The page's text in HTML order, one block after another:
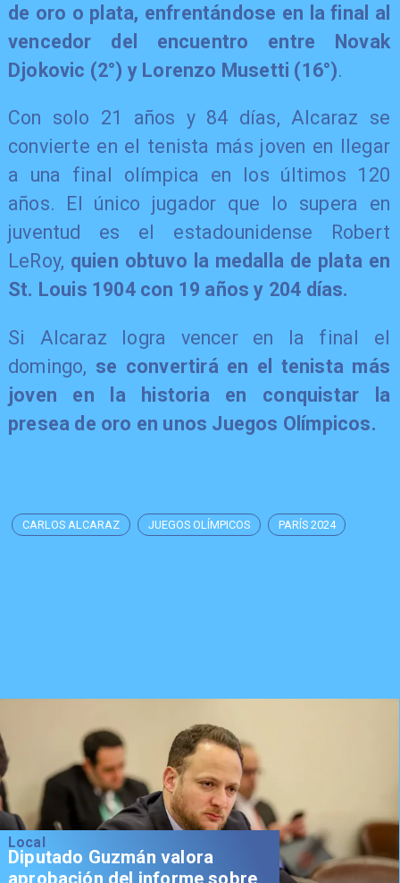
de oro o plata, enfrentándose en la final al
vencedor del encuentro entre Novak
Djokovic (2°) y Lorenzo Musetti (16°).
Con solo 21 años y 84 días, Alcaraz se
convierte en el tenista más joven en llegar
a una final olímpica en los últimos 120
años. El único jugador que lo supera en
juventud es el estadounidense Robert
LeRoy, quien obtuvo la medalla de plata en
St. Louis 1904 con 19 años y 204 días.
Si Alcaraz logra vencer en la final el
domingo, se convertirá en el tenista más
joven en la historia en conquistar la
presea de oro en unos Juegos Olímpicos.
CARLOS ALCARAZ JUEGOS OLÍMPICOS PARÍS 2024
Local
Diputado Guzmán valora